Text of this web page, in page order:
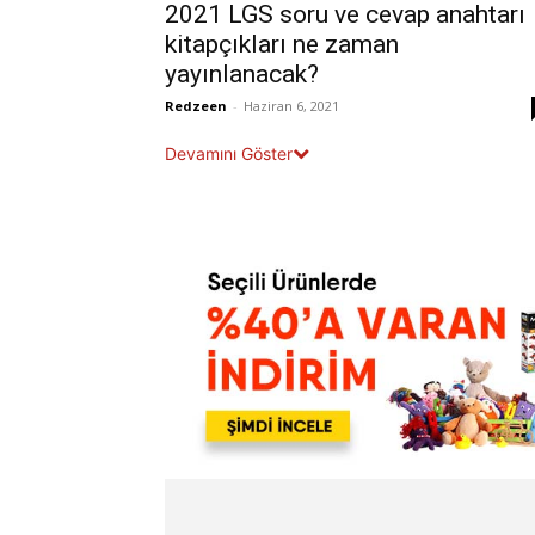
2021 LGS soru ve cevap anahtarı
kitapçıkları ne zaman
yayınlanacak?
Redzeen - Haziran 6, 2021
Devamını Göster